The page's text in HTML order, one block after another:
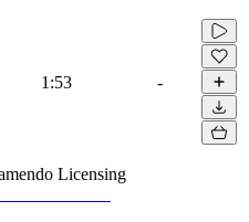
1:53 -
Licensing